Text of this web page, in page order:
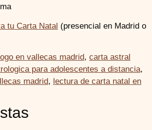
tu Carta Natal (presencial en Madrid o
en vallecas madrid, carta astral
para adolescentes a distancia,
madrid, lectura de carta natal en